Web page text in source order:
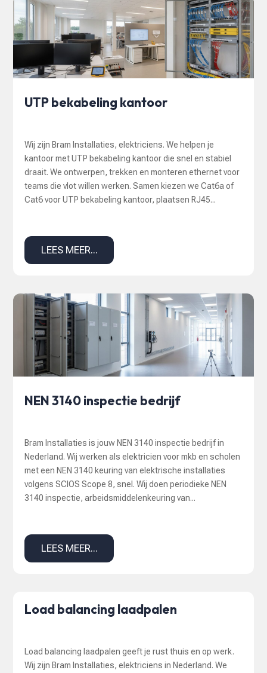
UTP bekabeling kantoor
Wij zijn Bram Installaties, elektriciens. We helpen je
kantoor met UTP bekabeling kantoor die snel en stabiel
draait. We ontwerpen, trekken en monteren ethernet voor
teams die vlot willen werken. Samen kiezen we Cat6a of
Cat6 voor UTP bekabeling kantoor, plaatsen RJ45...
LEES MEER...
NEN 3140 inspectie bedrijf
Bram Installaties is jouw NEN 3140 inspectie bedrijf in
Nederland. Wij werken als elektricien voor mkb en scholen
met een NEN 3140 keuring van elektrische installaties
volgens SCIOS Scope 8, snel. Wij doen periodieke NEN
3140 inspectie, arbeidsmiddelenkeuring van...
LEES MEER...
Load balancing laadpalen
Load balancing laadpalen geeft je rust thuis en op werk.
Wij zijn Bram Installaties, elektriciens in Nederland. We